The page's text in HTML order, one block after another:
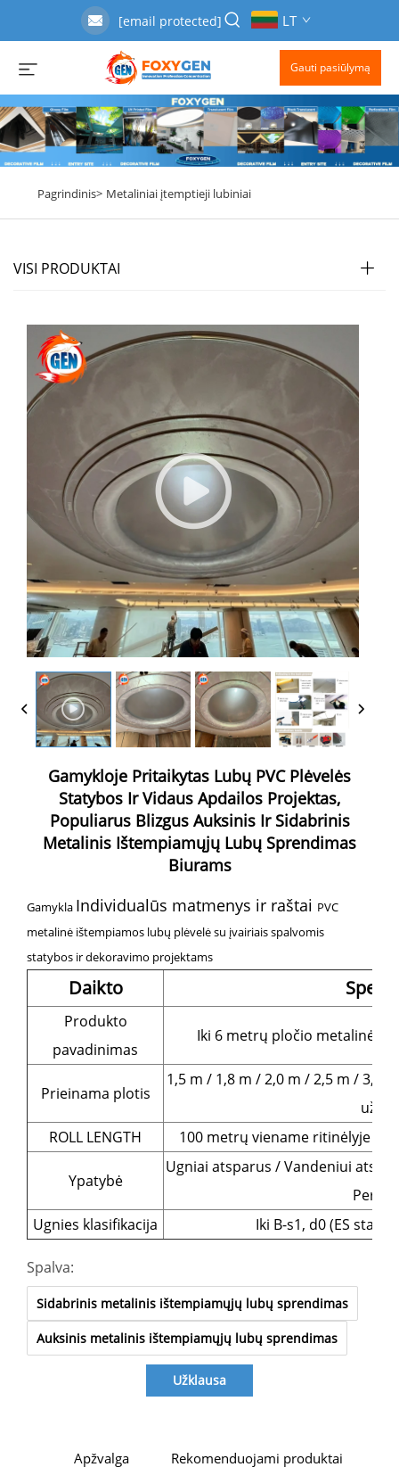
[email protected] LT
Gauti pasiūlymą
Pagrindinis> Metaliniai įtemptieji lubiniai
VISI PRODUKTAI
Gamykloje Pritaikytas Lubų PVC Plėvelės
Statybos Ir Vidaus Apdailos Projektas,
Populiarus Blizgus Auksinis Ir Sidabrinis
Metalinis Ištempiamųjų Lubų Sprendimas
Biurams
Gamykla Individualūs matmenys ir raštai PVC
metalinė ištempiamos lubų plėvelė su įvairiais spalvomis
statybos ir dekoravimo projektams
Daikto
Produkto
pavadinimas
Iki 6 metrų pločio metalinės
Prieinama plotis
1,5 m / 1,8 m / 2,0 m / 2,5 m / 3,2
ROLL LENGTH
100 metrų viename ritinėlyje
Ypatybė
Ugniai atsparus / Vandeniui
Ugnies klasifikacija
Iki B-s1, d0 (ES
Spalva:
Sidabrinis metalinis ištempiamųjų lubų sprendimas
Auksinis metalinis ištempiamųjų lubų sprendimas
Užklausa
Apžvalga Rekomenduojami produktai